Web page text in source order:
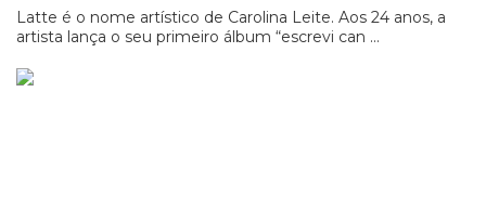
Latte é o nome artístico de Carolina Leite. Aos 24 anos, a
artista lança o seu primeiro álbum “escrevi can ...